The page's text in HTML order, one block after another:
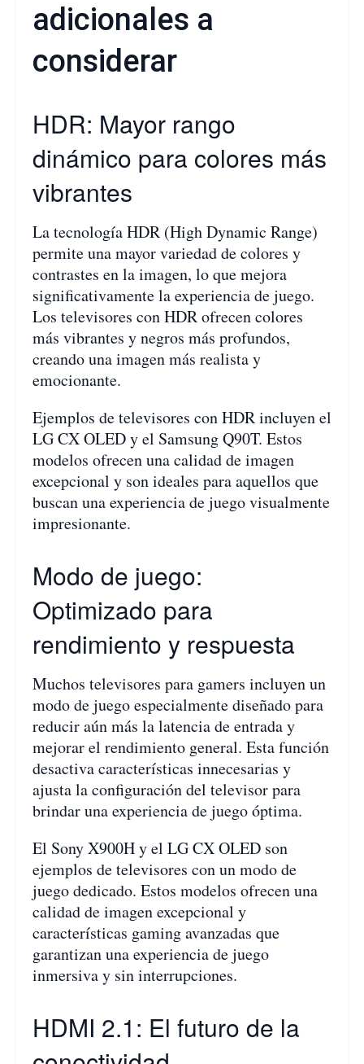
adicionales a
considerar
HDR: Mayor rango
dinámico para colores más
vibrantes
La tecnología HDR (High Dynamic Range)
permite una mayor variedad de colores y
contrastes en la imagen, lo que mejora
significativamente la experiencia de juego.
Los televisores con HDR ofrecen colores
más vibrantes y negros más profundos,
creando una imagen más realista y
emocionante.
Ejemplos de televisores con HDR incluyen el
LG CX OLED y el Samsung Q90T. Estos
modelos ofrecen una calidad de imagen
excepcional y son ideales para aquellos que
buscan una experiencia de juego visualmente
impresionante.
Modo de juego:
Optimizado para
rendimiento y respuesta
Muchos televisores para gamers incluyen un
modo de juego especialmente diseñado para
reducir aún más la latencia de entrada y
mejorar el rendimiento general. Esta función
desactiva características innecesarias y
ajusta la configuración del televisor para
brindar una experiencia de juego óptima.
El Sony X900H y el LG CX OLED son
ejemplos de televisores con un modo de
juego dedicado. Estos modelos ofrecen una
calidad de imagen excepcional y
características gaming avanzadas que
garantizan una experiencia de juego
inmersiva y sin interrupciones.
HDMI 2.1: El futuro de la